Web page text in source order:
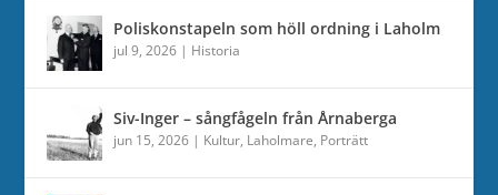
Poliskonstapeln som höll ordning i Laholm
jul 9, 2026 | Historia
Siv-Inger – sångfågeln från Årnaberga
jun 15, 2026 | Kultur, Laholmare, Porträtt